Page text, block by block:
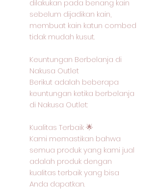
dilakukan pada benang kain
sebelum dijadikan kain,
membuat kain katun combed
tidak mudah kusut.
Keuntungan Berbelanja di
Nakusa Outlet
Berikut adalah beberapa
keuntungan ketika berbelanja
di Nakusa Outlet:
Kualitas Terbaik 🌟
Kami memastikan bahwa
semua produk yang kami jual
adalah produk dengan
kualitas terbaik yang bisa
Anda dapatkan.